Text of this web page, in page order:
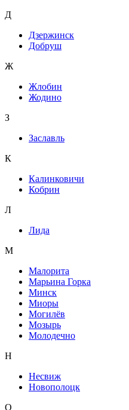
Д
Дзержинск
Добруш
Ж
Жлобин
Жодино
З
Заславль
К
Калинковичи
Кобрин
Л
Лида
М
Малорита
Марьина Горка
Минск
Миоры
Могилёв
Мозырь
Молодечно
Н
Несвиж
Новополоцк
О